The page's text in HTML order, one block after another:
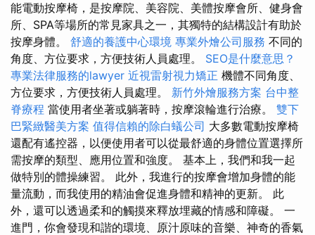
能電動按摩椅，是按摩院、美容院、美體按摩會所、健身會
所、SPA等場所的常見家具之一，其獨特的結構設計有助於
按摩身體。 舒適的養護中心環境 專業外燴公司服務 不同的
角度、方位要求，方便技術人員處理。 SEO是什麼意思？
專業法律服務的lawyer 近視雷射視力矯正 機體不同角度、
方位要求，方便技術人員處理。 新竹外燴服務方案 台中整
脊療程 當使用者坐著或躺著時，按摩滾輪進行治療。 雙下
巴緊緻醫美方案 值得信賴的除白蟻公司 大多數電動按摩椅
還配有遙控器，以便使用者可以從最舒適的身體位置選擇所
需按摩的類型、應用位置和強度。 基本上，我們和我一起
做特別的體操練習。 此外，我進行的按摩會增加身體的能
量流動，而我使用的精油會促進身體和精神的更新。 此
外，還可以透過柔和的觸摸來釋放埋藏的情感和障礙。 一
進門，你會發現和諧的環境、原汁原味的音樂、神奇的香氣